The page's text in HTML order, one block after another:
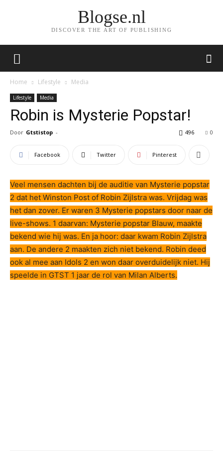
Blogse.nl
DISCOVER THE ART OF PUBLISHING
Home Lifestyle Media
Lifestyle Media
Robin is Mysterie Popstar!
Door Gtstistop - 0
496
Facebook Twitter Pinterest
Veel mensen dachten bij de auditie van Mysterie popstar
2 dat het Winston Post of Robin Zijlstra was. Vrijdag was
het dan zover. Er waren 3 Mysterie popstars door naar de
live-shows. 1 daarvan: Mysterie popstar Blauw, maakte
bekend wie hij was. En ja hoor: daar kwam Robin Zijlstra
aan. De andere 2 maakten zich niet bekend. Robin deed
ook al mee aan Idols 2 en won daar overduidelijk niet. Hij
speelde in GTST 1 jaar de rol van Milan Alberts.